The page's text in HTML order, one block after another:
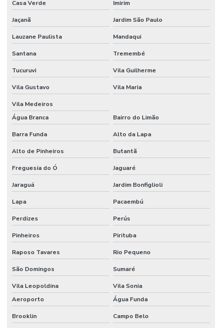
Casa Verde Imirim
Jaçanã Jardim São Paulo
Lauzane Paulista Mandaqui
Santana Tremembé
Tucuruvi Vila Guilherme
Vila Gustavo Vila Maria
Vila Medeiros
Água Branca
Bairro do Limão
Barra Funda Alto da Lapa
Alto de Pinheiros Butantã
Freguesia do Ó Jaguaré
Jaraguá Jardim Bonfiglioli
Lapa Pacaembú
Perdizes Perús
Pinheiros Pirituba
Raposo Tavares Rio Pequeno
São Domingos Sumaré
Vila Leopoldina
Vila Sonia
Aeroporto
Água Funda
Brooklin Campo Belo